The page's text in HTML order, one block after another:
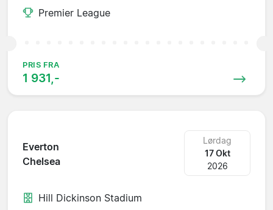
Premier League
PRIS FRA
1 931,-
Everton
Chelsea
Lørdag
17 Okt
2026
Hill Dickinson Stadium